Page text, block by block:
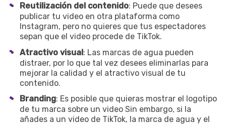
Reutilización del contenido: Puede que desees
publicar tu video en otra plataforma como
Instagram, pero no quieres que tus espectadores
sepan que el video procede de TikTok.
Atractivo visual: Las marcas de agua pueden
distraer, por lo que tal vez desees eliminarlas para
mejorar la calidad y el atractivo visual de tu
contenido.
Branding: Es posible que quieras mostrar el logotipo
de tu marca sobre un video Sin embargo, si la
añades a un video de TikTok, la marca de agua y el